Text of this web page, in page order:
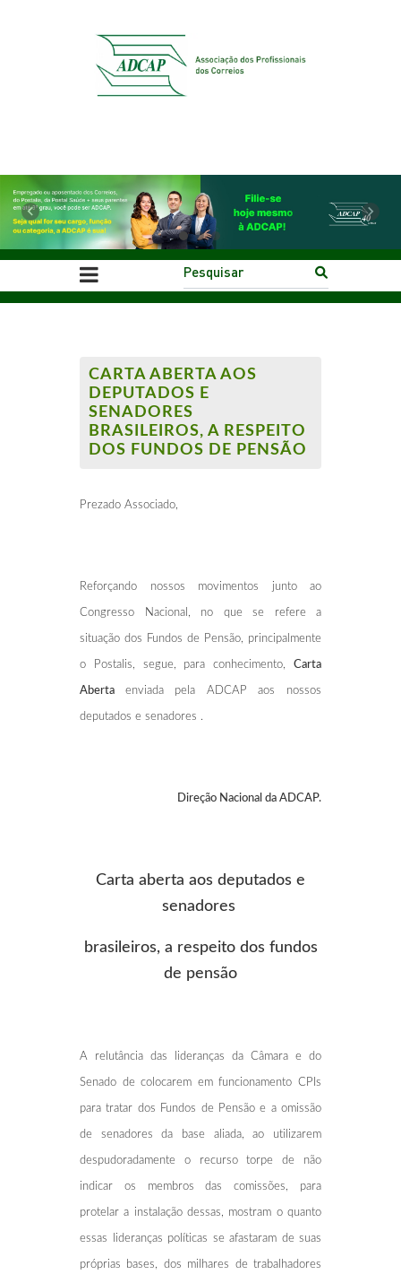
Previous Next
CARTA ABERTA AOS
DEPUTADOS E
SENADORES
BRASILEIROS, A RESPEITO
DOS FUNDOS DE PENSÃO
Prezado Associado,
Reforçando nossos movimentos junto ao
Congresso Nacional, no que se refere a
situação dos Fundos de Pensão, principalmente
o Postalis, segue, para conhecimento, Carta
Aberta enviada pela ADCAP aos nossos
deputados e senadores .
Direção Nacional da ADCAP.
Carta aberta aos deputados e
senadores
brasileiros, a respeito dos fundos
de pensão
A relutância das lideranças da Câmara e do
Senado de colocarem em funcionamento CPIs
para tratar dos Fundos de Pensão e a omissão
de senadores da base aliada, ao utilizarem
despudoradamente o recurso torpe de não
indicar os membros das comissões, para
protelar a instalação dessas, mostram o quanto
essas lideranças políticas se afastaram de suas
próprias bases, dos milhares de trabalhadores